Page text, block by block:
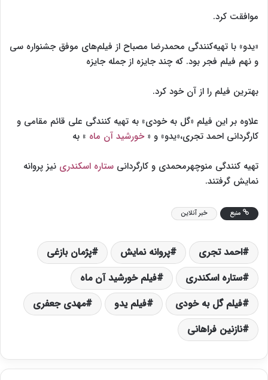
موافقت کرد.
«یدو» با تهیه‌کنندگی محمدرضا مصباح از فیلم‌های موفق جشنواره سی
و نهم فیلم فجر بود. که چند جایزه از جمله جایزه
بهترین فیلم را از آن خود کرد.
علاوه بر این فیلم «گل به خودی» به تهیه کنندگی علی قائم مقامی و
کارگردانی احمد تجری،«یدو» و «خورشید آن ماه » به
تهیه کنندگی منوچهرمحمدی و کارگردانی ستاره اسکندری نیز پروانه
نمایش گرفتند.
منبع خبر آنلاین
احمد تجری پروانه نمایش
پژمان بازغی
ستاره اسکندری
فیلم خورشید آن ماه
فیلم گل به خودی
فیلم یدو
مهدی جعفری
نازنین فراهانی